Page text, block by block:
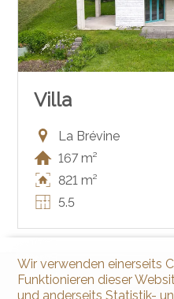
Villa
La Brévine
167 m²
821 m²
5.5
Wir verwenden einerseits
Funktionieren dieser
und anderseits Statistik-